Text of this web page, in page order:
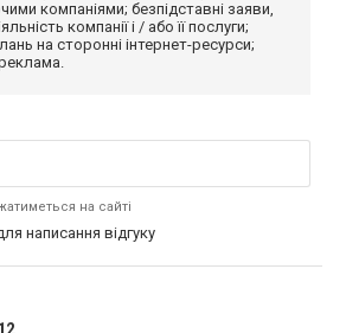
компаніями; безпідставні заяви,
компанії і / або її послуги;
на сторонні інтернет-ресурси;
на сайті
написання відгуку